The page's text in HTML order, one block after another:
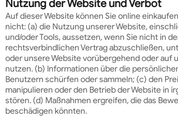
Nutzung der Website und Verbot
Auf dieser Website können Sie online
nicht: (a) die Nutzung unserer Website,
und/oder Tools, aussetzen, wenn Sie nicht in
rechtsverbindlichen Vertrag abzuschließen,
oder unsere Website vorübergehend oder auf
nutzen. (b) Informationen über die
Benutzern schürfen oder sammeln; (c) den
manipulieren oder den Betrieb der Website in
stören. (d) Maßnahmen ergreifen, die das
beschädigen könnten.